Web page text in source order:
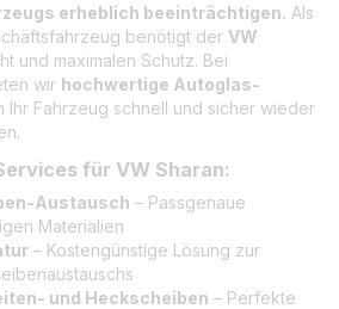
erheblich beeinträchtigen. Als
benötigt der VW
und maximalen Schutz. Bei
wir hochwertige Autoglas-
Ihr Fahrzeug schnell und sicher wieder
für VW Sharan:
Austausch – Passgenaue
Materialien
– Kostengünstige Lösung zur
und Heckscheiben – Perfekte